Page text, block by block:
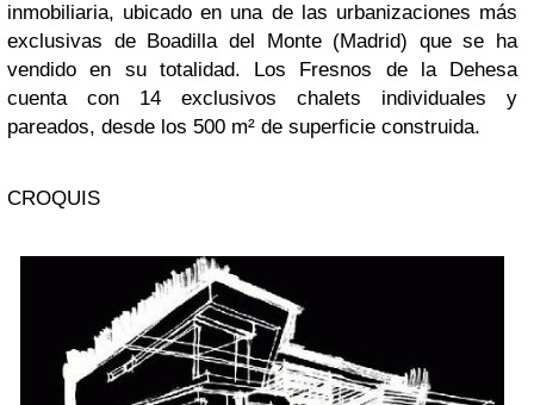
inmobiliaria, ubicado en una de las urbanizaciones más
exclusivas de Boadilla del Monte (Madrid) que se ha
vendido en su totalidad. Los Fresnos de la Dehesa
cuenta con 14 exclusivos chalets individuales y
pareados, desde los 500 m² de superficie construida.
CROQUIS